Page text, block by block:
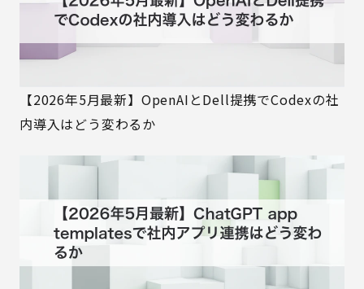
【2026年5月最新】OpenAIとDell提携でCodexの社
内導入はどう変わるか